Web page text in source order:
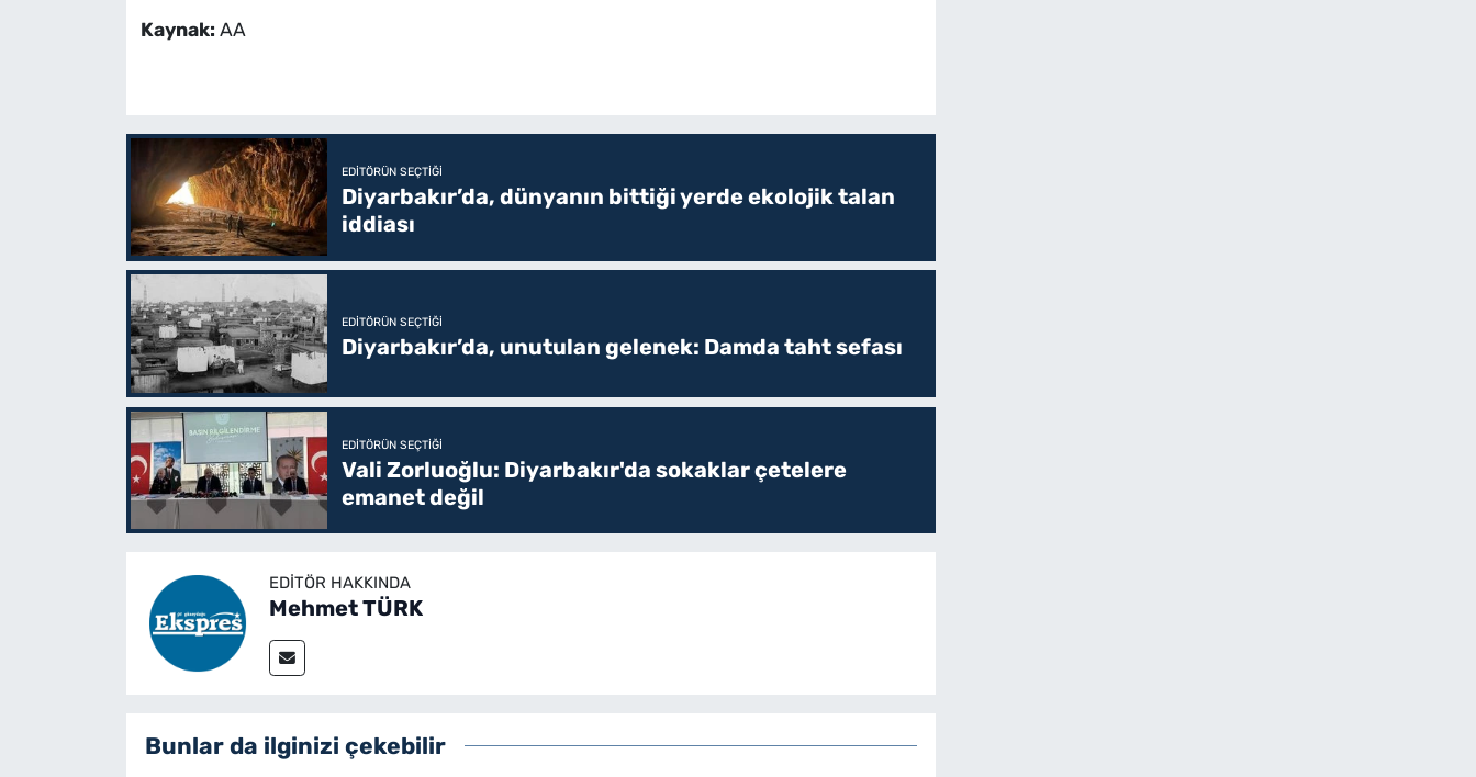
Kaynak: AA
EDITÖRÜN SEÇTIĞI
Diyarbakır’da, dünyanın bittiği yerde ekolojik talan
iddiası
EDITÖRÜN SEÇTIĞI
Diyarbakır’da, unutulan gelenek: Damda taht sefası
EDITÖRÜN SEÇTIĞI
Vali Zorluoğlu: Diyarbakır'da sokaklar çetelere
emanet değil
EDITÖR HAKKINDA
Mehmet TÜRK
Bunlar da ilginizi çekebilir